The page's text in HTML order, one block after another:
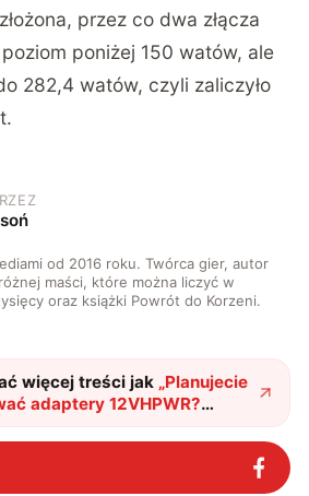
przez co dwa złącza
poniżej 150 watów, ale
282,4 watów, czyli zaliczyło
od 2016 roku. Twórca gier, autor
maści, które można liczyć w
oraz książki Powrót do Korzeni.
więcej treści jak „Planujecie
adaptery 12VHPWR?
przeczytajcie"?